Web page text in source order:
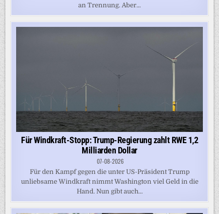
an Trennung. Aber...
Für Windkraft-Stopp: Trump-Regierung zahlt RWE 1,2
Milliarden Dollar
07-08-2026
Für den Kampf gegen die unter US-Präsident Trump
unliebsame Windkraft nimmt Washington viel Geld in die
Hand. Nun gibt auch...